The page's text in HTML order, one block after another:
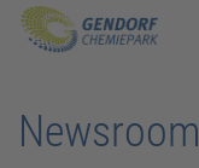
Standort
Newsroom